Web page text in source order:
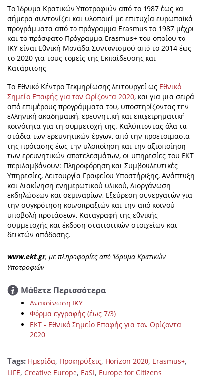
Το Ίδρυμα Κρατικών Υποτροφιών από το 1987 έως και
σήμερα συντονίζει και υλοποιεί με επιτυχία ευρωπαϊκά
προγράμματα από το πρόγραμμα Erasmus το 1987 μέχρι
και το πρόσφατο Πρόγραμμα Erasmus+ του οποίου το
ΙΚΥ είναι Εθνική Μονάδα Συντονισμού από το 2014 έως
το 2020 για τους τομείς της Εκπαίδευσης και
Κατάρτισης
Το Εθνικό Κέντρο Τεκμηρίωσης λειτουργεί ως Εθνικό
Σημείο Επαφής για τον Ορίζοντα 2020, και για μια σειρά
από επιμέρους προγράμματα του, υποστηρίζοντας την
ελληνική ακαδημαϊκή, ερευνητική και επιχειρηματική
κοινότητα για τη συμμετοχή της. Καλύπτοντας όλα τα
στάδια των ερευνητικών έργων, από την προετοιμασία
της πρότασης έως την υλοποίηση και την αξιοποίηση
των ερευνητικών αποτελεσμάτων, οι υπηρεσίες του ΕΚΤ
περιλαμβάνουν: Πληροφόρηση και Συμβουλευτικές
Υπηρεσίες, Λειτουργία Γραφείου Υποστήριξης, Ανάπτυξη
και Διακίνηση ενημερωτικού υλικού, Διοργάνωση
εκδηλώσεων και σεμιναρίων, Εξεύρεση συνεργατών για
την συγκρότηση κοινοπραξιών και την από κοινού
υποβολή προτάσεων, Καταγραφή της εθνικής
συμμετοχής και έκδοση στατιστικών στοιχείων και
δεικτών απόδοσης.
www.ekt.gr, με πληροφορίες από Ίδρυμα Κρατικών
Υποτροφιών
Μάθετε Περισσότερα
Ανακοίνωση ΙΚΥ
Φόρμα εγγραφής (έως 7/3)
EKT - Eθνικό Σημείο Επαφής για τον Ορίζοντα
2020
Tags: Ημερίδα, Προκηρύξεις, Horizon 2020, Erasmus+,
LIFE, Creative Europe, EaSI, Europe for Citizens